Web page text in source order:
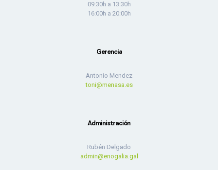
09:30h a 13:30h
16:00h a 20:00h
Gerencia
Antonio Mendez
toni@menasa.es
Administración
Rubén Delgado
admin@enogalia.gal